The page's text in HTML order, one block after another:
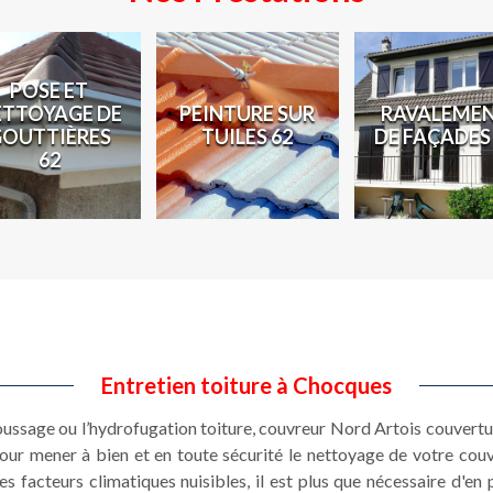
POSE ET
DE
62
PEINTURE SUR
TUILES 62
DE
Entretien toiture à Chocques
ou l’hydrofugation toiture, couvreur Nord Artois
mener à bien et en toute sécurité le nettoyage de votre
facteurs climatiques nuisibles, il est plus que nécessaire